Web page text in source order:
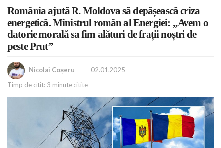
România ajută R. Moldova să depășească criza
energetică. Ministrul român al Energiei: „Avem o
datorie morală sa fim alături de frații noștri de
peste Prut”
Nicolai Coșeru
02.01.2025
Timp de citit: 3 minute citite